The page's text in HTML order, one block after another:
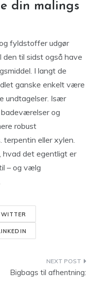
din malings
fyldstoffer udgør
den til sidst også have
I langt de
ganske enkelt være
undtagelser. Især
badeværelser og
robust
terpentin eller xylen.
hvad det egentligt er
– og vælg
Bigbags til afhentning: